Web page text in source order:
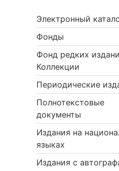
Электронный
Фонды
Фонд редких
Коллекции
Периодические
Полнотекстовые
документы
Издания на
языках
Издания с